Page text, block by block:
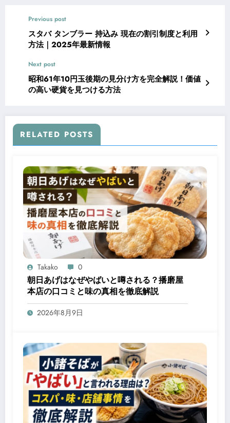
Previous post
スタバ タンブラー 持込み 現在の割引制度と利用
方法｜2025年最新情報
Next post
昭和61年10円玉後期の見分け方を完全解説！価値
の高い硬貨を見つける方法
RELATED POSTS
Takako 0
朝日あげはなぜやばいと噂される？播磨屋
本店の口コミと味の真相を徹底解説
2026年8月9日